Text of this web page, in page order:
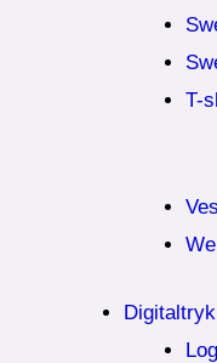
T-
Digitaltryk